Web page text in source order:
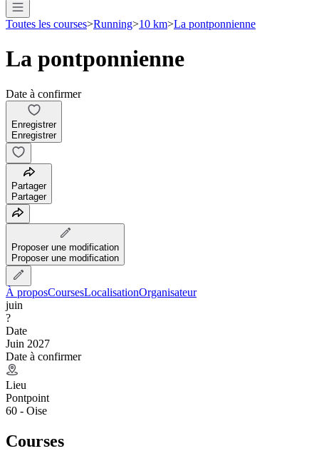
Toutes les courses>Running>10 km>La pontponnienne
La pontponnienne
Date à confirmer
Enregistrer
Enregistrer
Partager
Partager
Proposer une modification
Proposer une modification
À proposCoursesLocalisationOrganisateur
juin
?
Date
Juin 2027
Date à confirmer
Lieu
Pontpoint
60 - Oise
Courses